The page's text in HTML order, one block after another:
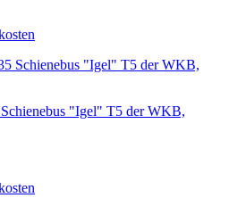
"Igel" T5 der WKB,